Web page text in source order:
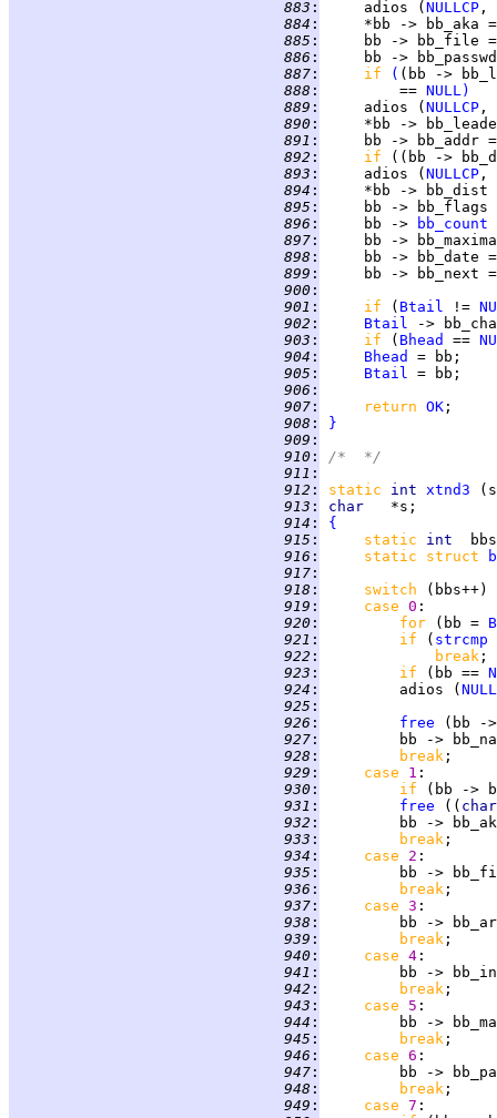
883 :
     adios (
NULLCP ,
884 :
*bb -> bb_aka
885 :
bb -> bb_file
886 :
bb ->
887 : if ( (bb ->
888 :
         ==
NULL )
889 :
     adios (
NULLCP ,
890 :
*bb ->
891 :
bb -> bb_addr
892 : if
((bb ->
893 :
     adios (
NULLCP ,
894 :
*bb ->
895 :
bb ->
896 :
     bb ->
bb_count
897 :
898 :
bb -> bb_date
899 :
bb -> bb_next
900 :
901 : if ( Btail !=
902 :
Btail
903 : if ( Bhead ==
904 : Bhead
905 : Btail
906 :
907 : return OK
908 :
}
909 :
910 :
/*  */
911 :
912 : static int xtnd3
913 : char
914 :
{
915 : static int
916 : static struct
917 :
918 : switch
(bbs++)
919 : case 0
920 : for (bb =
921 : if ( strcmp
922 : break
923 : if (bb ==
924 :
         adios (
925 :
926 :
free
927 :
928 : break
929 : case 1
930 :
if
931 : free ((
932 :
bb ->
933 : break
934 : case 2
935 :
936 : break
937 : case 3
938 :
939 : break
940 : case 4
941 :
942 : break
943 : case 5
944 :
945 : break
946 : case 6
947 :
948 : break
949 : case 7